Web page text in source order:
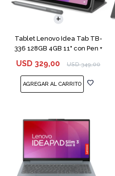
Tablet Lenovo Idea Tab TB-
336 128GB 4GB 11" con Pen +
USD 329,00 USD 349,00